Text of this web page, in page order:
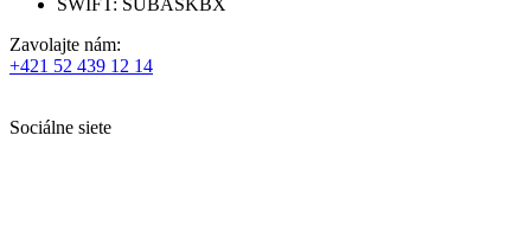
Zavolajte nám:
+421 52 439 12 14
Sociálne siete